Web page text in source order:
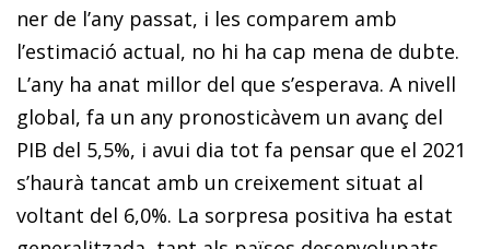
ner de l’any passat, i les comparem amb
l’estimació actual, no hi ha cap mena de dubte.
L’any ha anat millor del que s’es­­perava. A nivell
global, fa un any pronosticàvem un avanç del
PIB del 5,5%, i avui dia tot fa pensar que el 2021
s’haurà tancat amb un creixement situat al
voltant del 6,0%. La sorpresa positiva ha estat